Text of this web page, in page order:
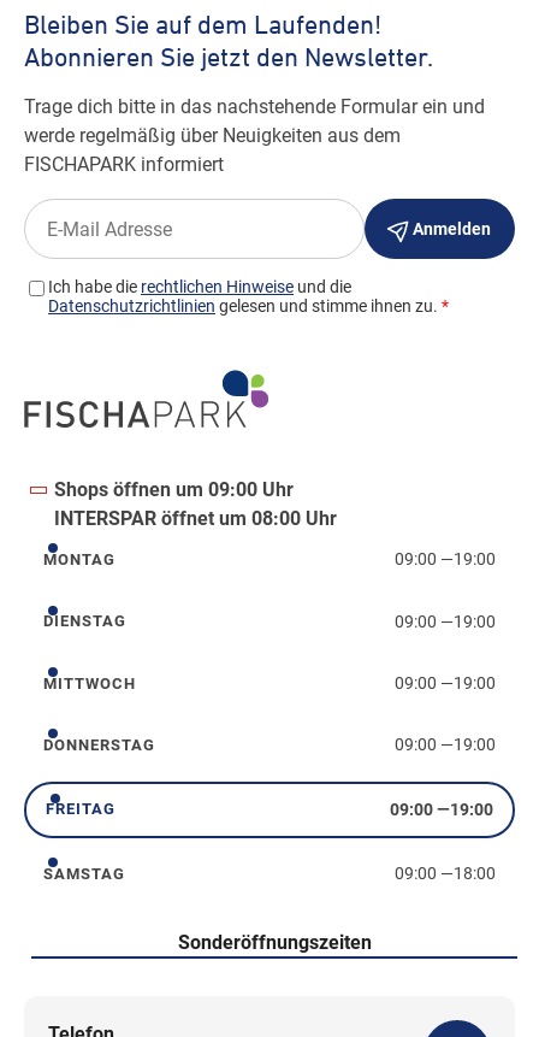
Shops öffnen um 09:00 Uhr
INTERSPAR öffnet um 08:00 Uhr
Montag
MONTAG 09:00 —19:00
Dienstag
DIENSTAG 09:00 —19:00
Mittwoch
MITTWOCH 09:00 —19:00
Donnerstag
DONNERSTAG 09:00 —19:00
Freitag
FREITAG 09:00—19:00
Samstag
SAMSTAG 09:00 —18:00
Sonderöffnungszeiten